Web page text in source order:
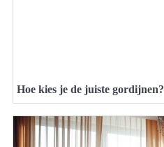
Hoe kies je de juiste gordijnen?